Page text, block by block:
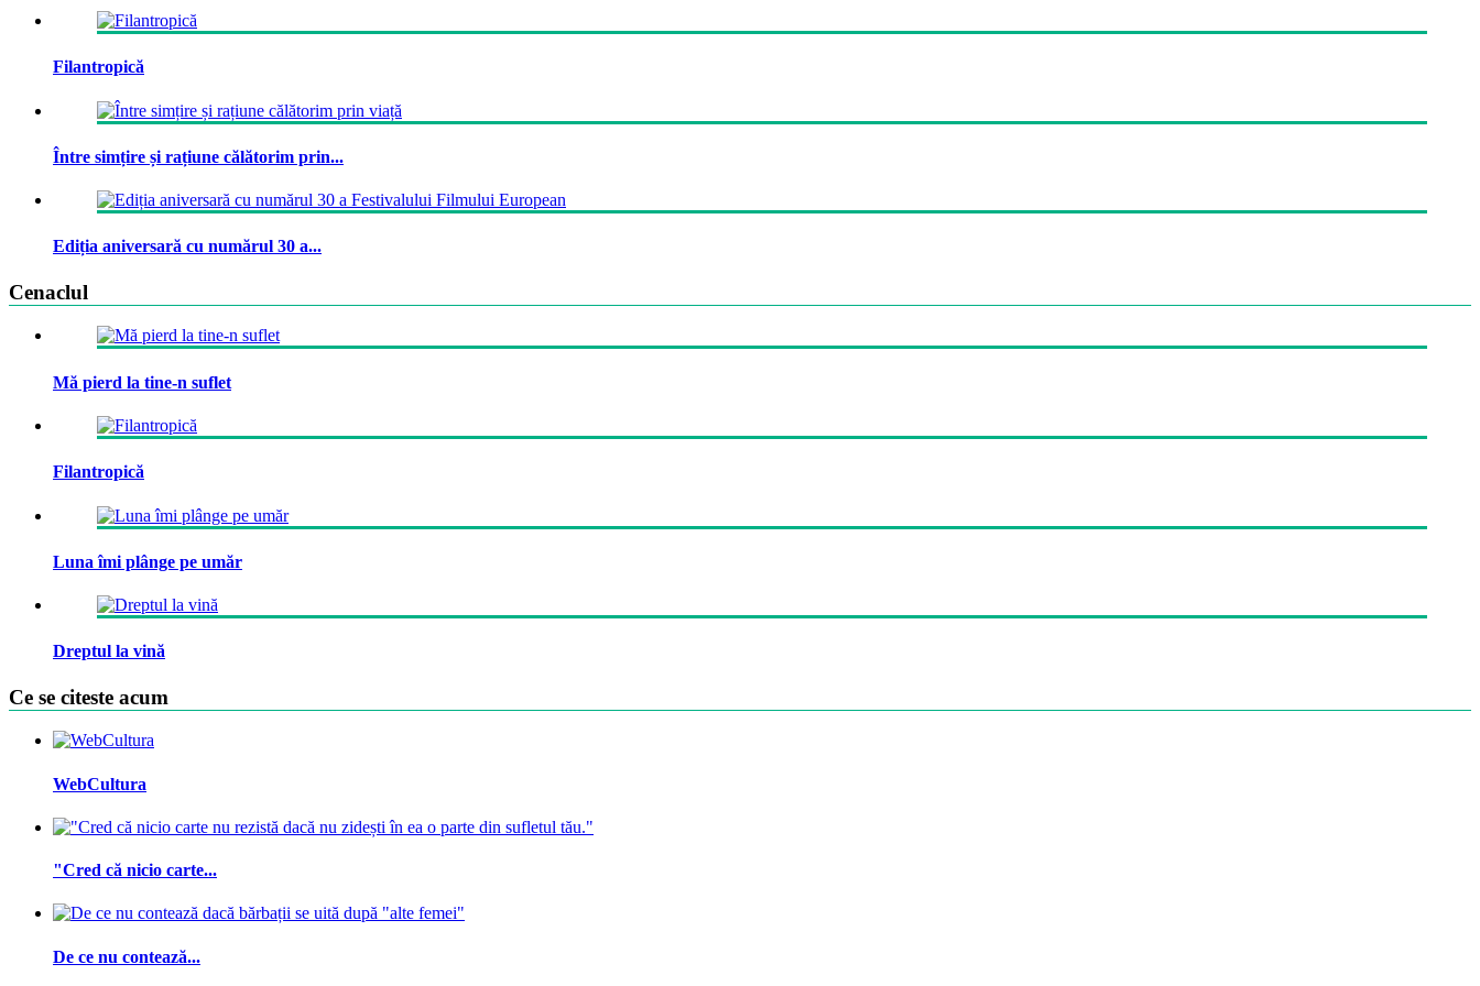
Filantropică
Între simțire și rațiune călătorim prin...
Ediția aniversară cu numărul 30 a...
Cenaclul
Mă pierd la tine-n suflet
Filantropică
Luna îmi plânge pe umăr
Dreptul la vină
Ce se citeste acum
WebCultura
"Cred că nicio carte...
De ce nu contează...